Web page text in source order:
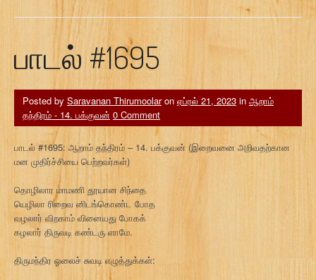
பாடல் #1695
Posted by Saravanan Thirumoolaron ஏப்ரல் 21, 2023 in ஆறாம்
தந்திரம் - 14. பக்குவன் 0 Comment
பாடல் #1695: ஆறாம் தந்திரம் – 14. பக்குவன் (இறைவனை அறிவதற்கான
மன முதிர்ச்சியை பெற்றவர்கள்)
தொழிலார மாமணி தூயான சிந்தை
யெழிலா ரிறைவ னிடங்கொண்ட போத
வழலார் விறகாம் வினையது போகக்
கழலார் திருவடி கண்டரு ளாமே.
திருமந்திர ஓலைச் சுவடி எழுத்துக்கள்: